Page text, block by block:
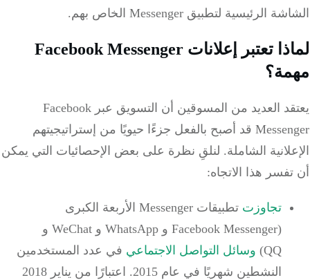
الشاشة الرئيسية لتطبيق Messenger الخاص بهم.
لماذا تعتبر إعلانات Facebook Messenger
مهمة؟
يعتقد العديد من المسوقين أن التسويق عبر Facebook
Messenger قد أصبح بالفعل جزءًا حيويًا من إستراتيجيتهم
الإعلانية الشاملة. لنلقِ نظرة على بعض الإحصائيات التي يمكن
أن تفسر هذا الاتجاه:
تجاوزت
تطبيقات Messenger الأربعة الكبرى
(Facebook Messenger و WhatsApp و WeChat و
QQ) وسائل التواصل الاجتماعي في عدد المستخدمين
النشطين شهريًا في عام 2015. اعتبارًا من يناير 2018